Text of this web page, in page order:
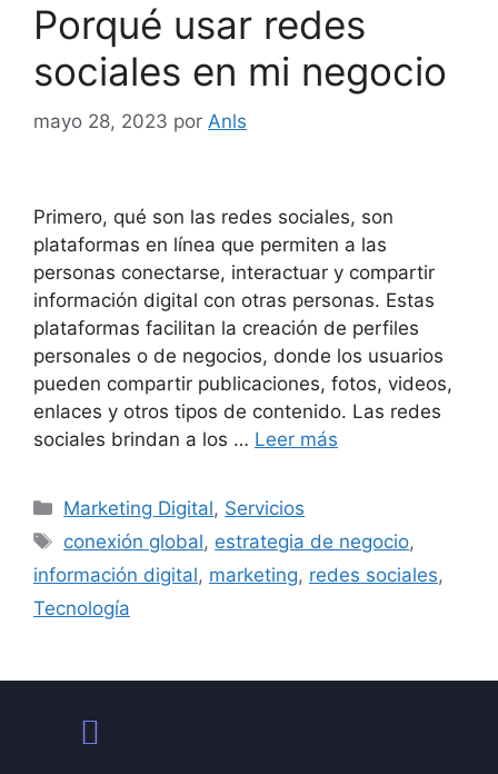
Porqué usar redes
sociales en mi negocio
mayo 28, 2023 por Anls
Primero, qué son las redes sociales, son
plataformas en línea que permiten a las
personas conectarse, interactuar y compartir
información digital con otras personas. Estas
plataformas facilitan la creación de perfiles
personales o de negocios, donde los usuarios
pueden compartir publicaciones, fotos, videos,
enlaces y otros tipos de contenido. Las redes
sociales brindan a los … Leer más
Marketing Digital, Servicios
conexión global, estrategia de negocio,
información digital, marketing, redes sociales,
Tecnología